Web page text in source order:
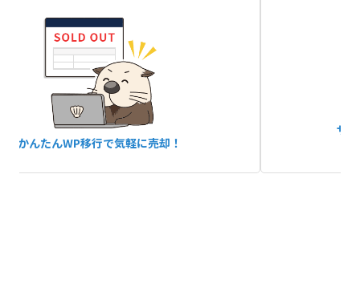
かんたんWP移行で気軽に売却！
サ